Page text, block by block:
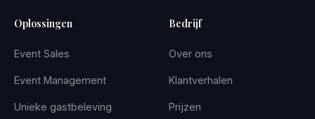
Oplossingen
Event Sales
Event Management
Unieke gastbeleving
Bedrijf
Over ons
Klantverhalen
Prijzen